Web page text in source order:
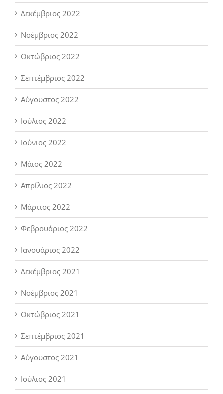
Δεκέμβριος 2022
Νοέμβριος 2022
Οκτώβριος 2022
Σεπτέμβριος 2022
Αύγουστος 2022
Ιούλιος 2022
Ιούνιος 2022
Μάιος 2022
Απρίλιος 2022
Μάρτιος 2022
Φεβρουάριος 2022
Ιανουάριος 2022
Δεκέμβριος 2021
Νοέμβριος 2021
Οκτώβριος 2021
Σεπτέμβριος 2021
Αύγουστος 2021
Ιούλιος 2021